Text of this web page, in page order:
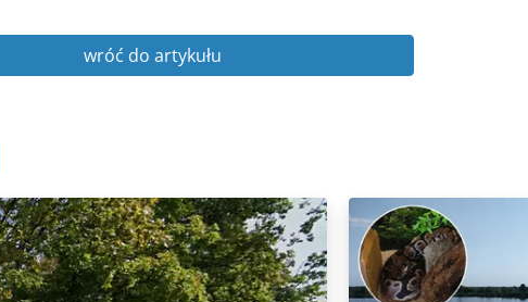
wróć do artykułu